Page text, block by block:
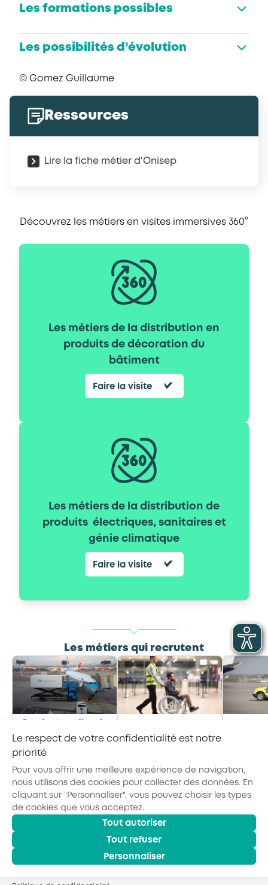
Les formations possibles
Les possibilités d’évolution
© Gomez Guillaume
Ressources
Lire la fiche métier d'Onisep
Découvrez les métiers en visites immersives 360°
Les métiers de la distribution en
produits de décoration du
bâtiment
Faire la visite
Les métiers de la distribution de
produits électriques, sanitaires et
génie climatique
Faire la visite
Les métiers qui recrutent
d’exploitation «
service commissariat
de passagers à
© 2026 - AKTO - Tous droits réservés
Le respect de votre confidentialité est notre
priorité
Pour vous offrir une meilleure expérience de navigation,
nous utilisons des cookies pour collecter des données. En
cliquant sur "Personnaliser", vous pouvez choisir les types
de cookies que vous acceptez.
Tout autoriser
Tout refuser
Personnaliser